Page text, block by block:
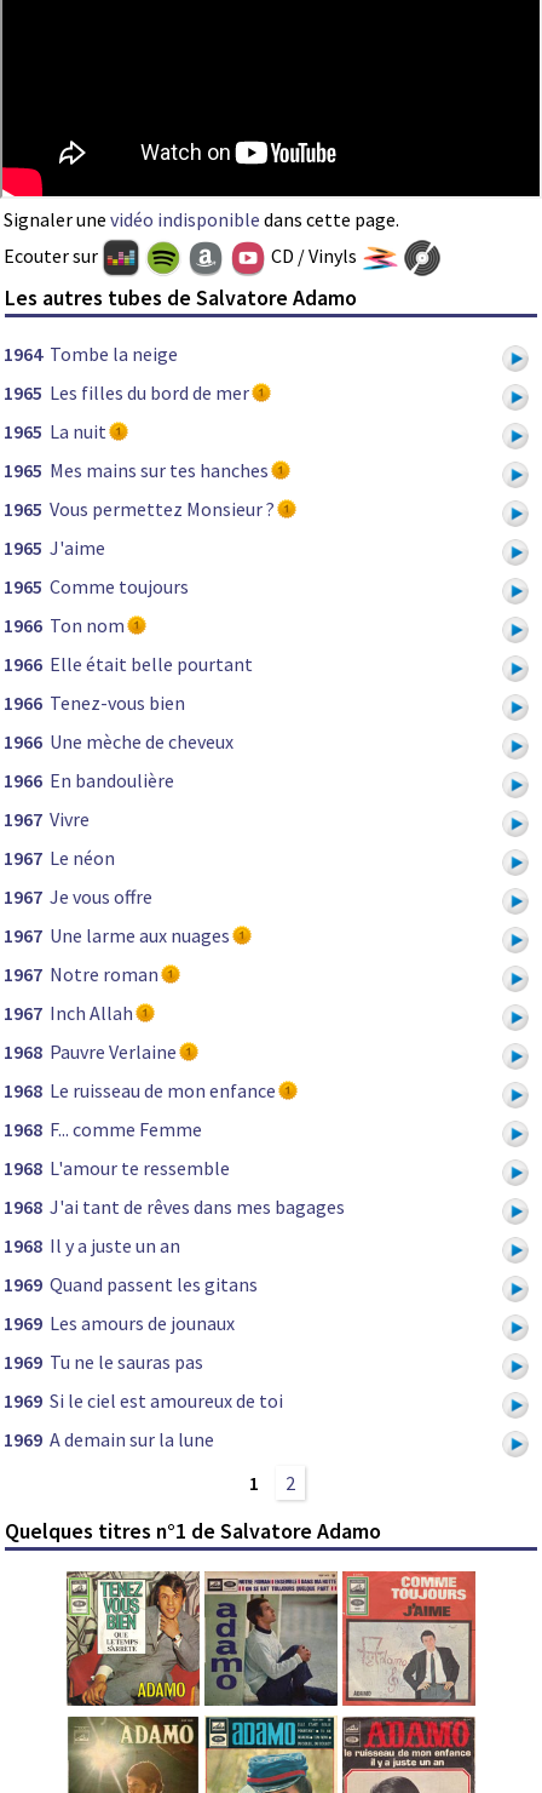
Signaler une vidéo indisponible dans cette page.
Ecouter sur
CD / Vinyls
Les autres tubes de Salvatore Adamo
1964 Tombe la neige
1965 Les filles du bord de mer
1965 La nuit
1965 Mes mains sur tes hanches
1965 Vous permettez Monsieur ?
1965 J'aime
1965 Comme toujours
1966 Ton nom
1966 Elle était belle pourtant
1966 Tenez-vous bien
1966 Une mèche de cheveux
1966 En bandoulière
1967 Vivre
1967 Le néon
1967 Je vous offre
1967 Une larme aux nuages
1967 Notre roman
1967 Inch Allah
1968 Pauvre Verlaine
1968 Le ruisseau de mon enfance
1968 F... comme Femme
1968 L'amour te ressemble
1968 J'ai tant de rêves dans mes bagages
1968 Il y a juste un an
1969 Quand passent les gitans
1969 Les amours de jounaux
1969 Tu ne le sauras pas
1969 Si le ciel est amoureux de toi
1969 A demain sur la lune
1
2
Quelques titres n°1 de Salvatore Adamo